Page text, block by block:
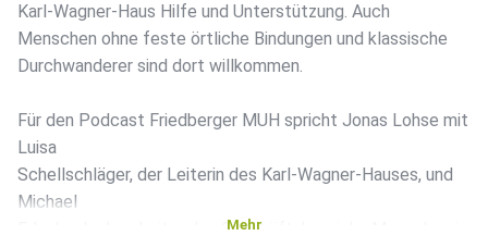
Karl-Wagner-Haus Hilfe und Unterstützung. Auch
Menschen ohne feste örtliche Bindungen und klassische
Durchwanderer sind dort willkommen.
Für den Podcast Friedberger MUH spricht Jonas Lohse mit
Luisa
Schellschläger, der Leiterin des Karl-Wagner-Hauses, und
Michael
Erlenbach, dem Leiter des Geschäftsbereichs Menschen in
Mehr